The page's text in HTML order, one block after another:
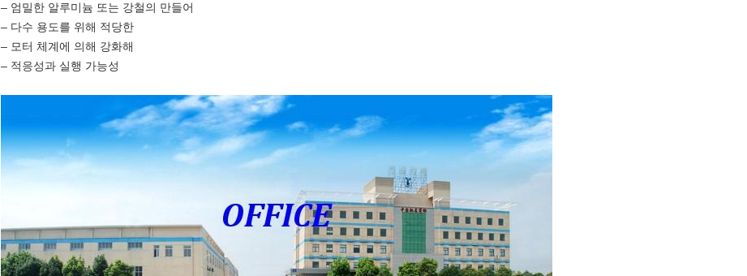
– 엄밀한 알루미늄 또는 강철의 만들어
– 다수 용도를 위해 적당한
– 모터 체계에 의해 강화해
– 적응성과 실행 가능성